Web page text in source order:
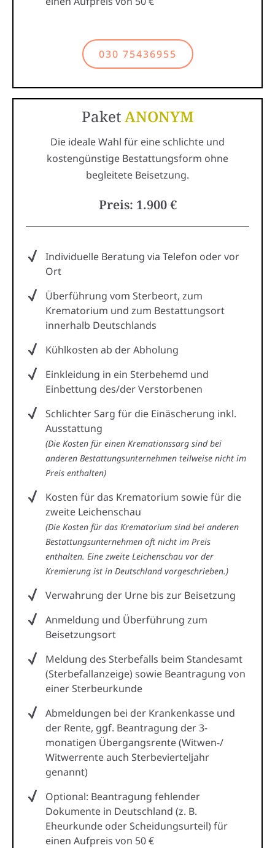
030 75436955
PaketANONYM
Die ideale Wahl für eine schlichte und
kostengünstige Bestattungsform ohne
begleitete Beisetzung.
Preis: 1.900 €
Individuelle Beratung via Telefon oder vor
Ort
Überführung vom Sterbeort, zum
Krematorium und zum Bestattungsort
innerhalb Deutschlands
Kühlkosten ab der Abholung
Einkleidung in ein Sterbehemd und
Einbettung des/der Verstorbenen
Schlichter Sarg für die Einäscherung inkl.
Ausstattung
(Die Kosten für einen Kremationssarg sind bei
anderen Bestattungsunternehmen teilweise nicht im
Preis enthalten)
Kosten für das Krematorium sowie für die
zweite Leichenschau
(Die Kosten für das Krematorium sind bei anderen
Bestattungsunternehmen oft nicht im Preis
enthalten. Eine zweite Leichenschau vor der
Kremierung ist in Deutschland vorgeschrieben.)
Verwahrung der Urne bis zur Beisetzung
Anmeldung und Überführung zum
Beisetzungsort
Meldung des Sterbefalls beim Standesamt
(Sterbefallanzeige) sowie Beantragung von
einer Sterbeurkunde
Abmeldungen bei der Krankenkasse und
der Rente, ggf. Beantragung der 3-
monatigen Übergangsrente (Witwen-/
Witwerrente auch Sterbevierteljahr
genannt)
Optional: Beantragung fehlender
Dokumente in Deutschland (z. B.
Eheurkunde oder Scheidungsurteil) für
einen Aufpreis von 50 €